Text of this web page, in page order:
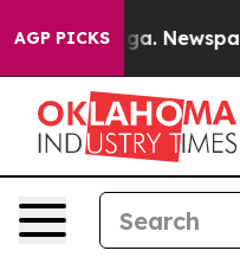
AGP PICKSNewspaper